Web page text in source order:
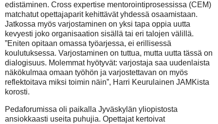
edistäminen. Cross expertise mentorointiprosessissa (CEM)
matchatut opettajaparit kehittävät yhdessä osaamistaan.
Jatkossa myös varjostaminen on yksi tapa oppia uutta
kevyesti joko organisaation sisällä tai eri talojen välillä.
”Eniten opitaan omassa työarjessa, ei erillisessä
koulutuksessa. Varjostaminen on tuttua, mutta uutta tässä on
dialogisuus. Molemmat hyötyvät: varjostaja saa uudenlaista
näkökulmaa omaan työhön ja varjostettavan on myös
reflektoitava miksi toimin näin”, Harri Keurulainen JAMKista
korosti.
Pedaforumissa oli paikalla Jyväskylän yliopistosta
ansiokkaasti useita puhujia. Opettajat kertoivat